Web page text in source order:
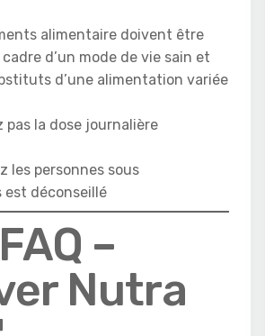
alimentaire doivent être
d’un mode de vie sain et
d’une alimentation variée
pas la dose journalière
les personnes sous
déconseillé
–
Nutra